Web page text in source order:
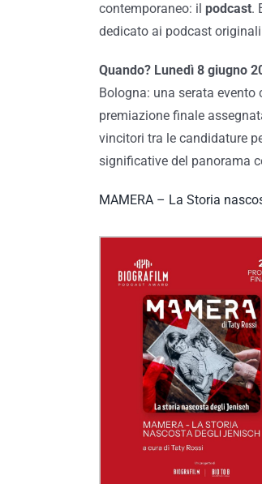
contemporaneo: il podcast.
dedicato ai podcast
Quando? Lunedì 8 giugno
Bologna: una serata
premiazione finale
vincitori tra le candidature
significative del panorama
MAMERA – La Storia